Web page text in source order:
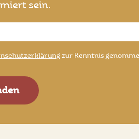
sein.
zur Kenntnis